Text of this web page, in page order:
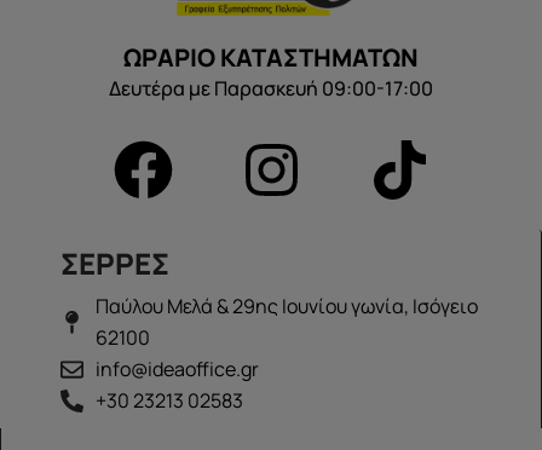
ΩΡΑΡΙΟ ΚΑΤΑΣΤΗΜΑΤΩΝ
Δευτέρα με Παρασκευή 09:00-17:00
ΣΕΡΡΕΣ
Παύλου Μελά & 29ης Ιουνίου γωνία, Ισόγειο
62100
info@ideaoffice.gr
+30 23213 02583